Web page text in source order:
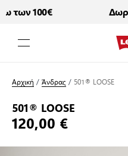
των 100€
Αρχική /Άνδρας / 501® LOOSE
501® LOOSE
120,00 €